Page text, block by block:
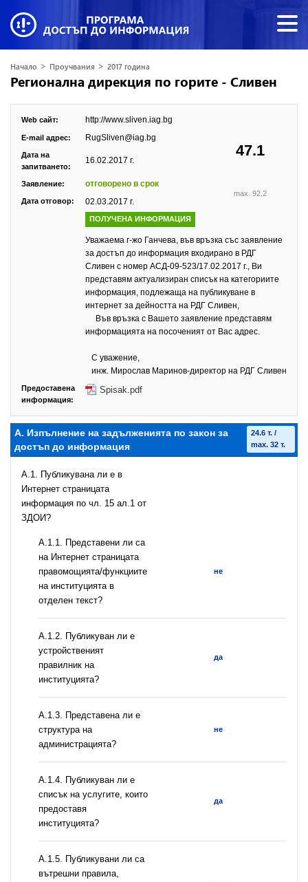
Начало > Проучвания > 2017 година
Регионална дирекция по горите - Сливен
47.1
max. 92.2
Web сайт: http://www.sliven.iag.bg
E-mail адрес: RugSliven@iag.bg
Дата на
запитването:
16.02.2017 г.
Заявление: отговорено в срок
Дата отговор: 02.03.2017 г.
ПОЛУЧЕНА ИНФОРМАЦИЯ
Уважаема г-жо Ганчева, във връзка със заявление
за достъп до информация входирано в РДГ
Сливен с номер АСД-09-523/17.02.2017 г., Ви
представям актуализиран списък на категориите
информация, подлежаща на публикуване в
интернет за дейността на РДГ Сливен,
Във връзка с Вашето заявление представям
информацията на посоченият от Вас адрес.
С уважение,
инж. Мирослав Маринов-директор на РДГ Сливен
Предоставена
информация:
Spisak.pdf
А. Изпълнение на задълженията по закон за
достъп до информация
24.6 т. /
max. 32 т.
A.1. Публикувана ли е в
Интернет страницата
информация по чл. 15 ал.1 от
ЗДОИ?
А.1.1. Представени ли са
на Интернет страницата
правомощията/функциите
на институцията в
отделен текст?
не
А.1.2. Публикуван ли е
устройственият
правилник на
институцията?
да
A.1.3. Представена ли е
структура на
администрацията?
не
А.1.4. Публикуван ли е
списък на услугите, които
предоставя
институцията?
да
А.1.5. Публикувани ли са
вътрешни правила,